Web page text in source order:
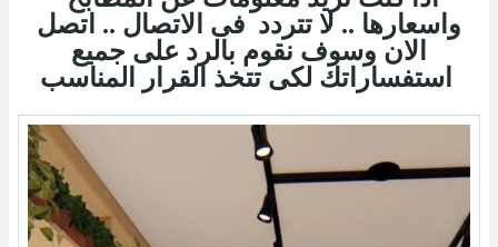
واسعارها .. لا تتردد فى الاتصال .. اتصل
الان وسوف نقوم بالرد على جميع